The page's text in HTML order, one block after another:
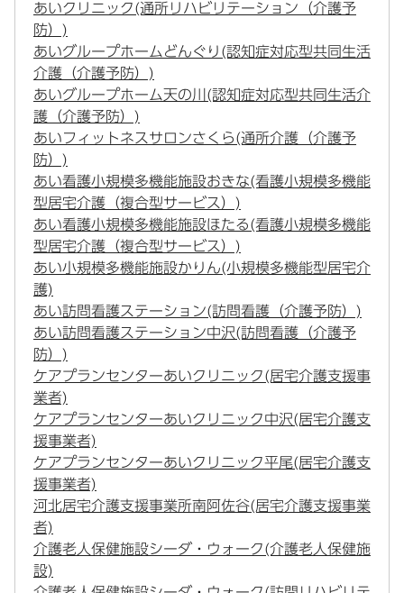
あいクリニック(通所リハビリテーション（介護予
防）)
あいグループホームどんぐり(認知症対応型共同生活
介護（介護予防）)
あいグループホーム天の川(認知症対応型共同生活介
護（介護予防）)
あいフィットネスサロンさくら(通所介護（介護予
防）)
あい看護小規模多機能施設おきな(看護小規模多機能
型居宅介護（複合型サービス）)
あい看護小規模多機能施設ほたる(看護小規模多機能
型居宅介護（複合型サービス）)
あい小規模多機能施設かりん(小規模多機能型居宅介
護)
あい訪問看護ステーション(訪問看護（介護予防）)
あい訪問看護ステーション中沢(訪問看護（介護予
防）)
ケアプランセンターあいクリニック(居宅介護支援事
業者)
ケアプランセンターあいクリニック中沢(居宅介護支
援事業者)
ケアプランセンターあいクリニック平尾(居宅介護支
援事業者)
河北居宅介護支援事業所南阿佐谷(居宅介護支援事業
者)
介護老人保健施設シーダ・ウォーク(介護老人保健施
設)